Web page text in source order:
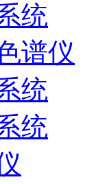
统
谱仪
统
统